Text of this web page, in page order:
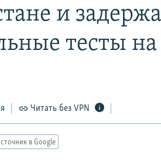
и
тесты
Читать без VPN
в Google